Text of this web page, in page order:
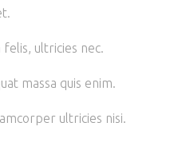
felis, ultricies nec.
massa quis enim.
ultricies nisi.